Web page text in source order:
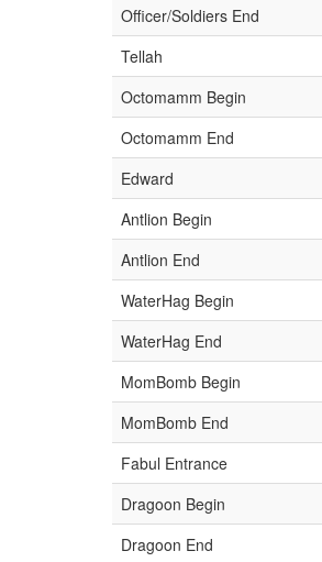
Officer/Soldiers End
Tellah
Octomamm Begin
Octomamm End
Edward
Antlion Begin
Antlion End
WaterHag Begin
WaterHag End
MomBomb Begin
MomBomb End
Fabul Entrance
Dragoon Begin
Dragoon End